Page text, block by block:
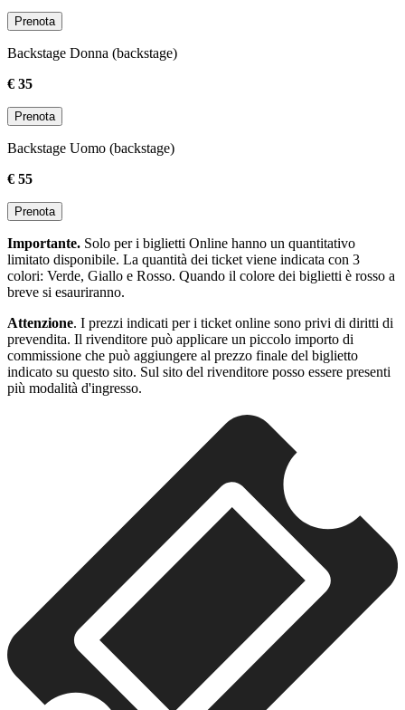
Prenota
Backstage Donna (backstage)
€ 35
Prenota
Backstage Uomo (backstage)
€ 55
Prenota
Importante. Solo per i biglietti Online hanno un quantitativo
limitato disponibile. La quantità dei ticket viene indicata con 3
colori: Verde, Giallo e Rosso. Quando il colore dei biglietti è rosso a
breve si esauriranno.
Attenzione. I prezzi indicati per i ticket online sono privi di diritti di
prevendita. Il rivenditore può applicare un piccolo importo di
commissione che può aggiungere al prezzo finale del biglietto
indicato su questo sito. Sul sito del rivenditore posso essere presenti
più modalità d'ingresso.